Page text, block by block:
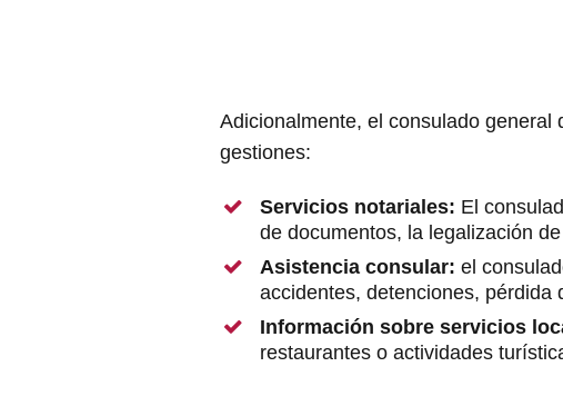
Adicionalmente, el consulado
gestiones:
Servicios notariales: El
de documentos, la legalización
Asistencia consular: el
accidentes, detenciones, pérdida
Información sobre servicios
restaurantes o actividades